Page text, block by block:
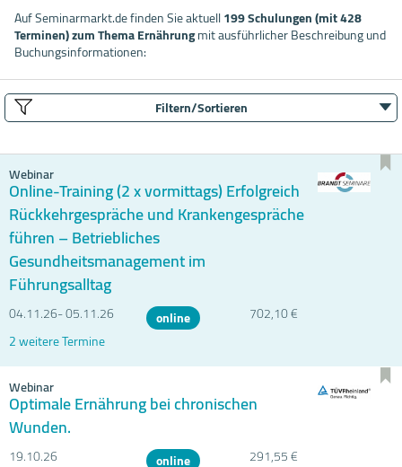
Auf Seminarmarkt.de finden Sie aktuell199 Schulungen (mit 428
Terminen) zum Thema Ernährungmit ausführlicher Beschreibung und
Buchungsinformationen:
Filtern/Sortieren
Webinar
Online-Training (2 x vormittags) Erfolgreich
Rückkehrgespräche und Krankengespräche
führen – Betriebliches
Gesundheitsmanagement im
Führungsalltag
04.11.26- 05.11.26 online
702,10 €
2 weitere Termine
Webinar
Optimale Ernährung bei chronischen
Wunden.
19.10.26 online
291,55 €